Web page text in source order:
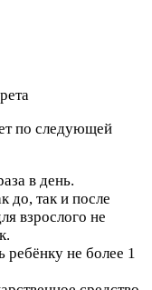
по следующей
в день.
до, так и после
взрослого не
ребёнку не более 1